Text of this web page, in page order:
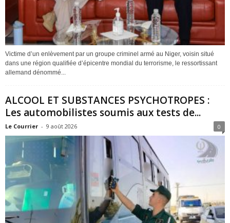
Victime d’un enlèvement par un groupe criminel armé au Niger, voisin situé
dans une région qualifiée d’épicentre mondial du terrorisme, le ressortissant
allemand dénommé...
ALCOOL ET SUBSTANCES PSYCHOTROPES :
Les automobilistes soumis aux tests de...
Le Courrier - 9 août 2026 0